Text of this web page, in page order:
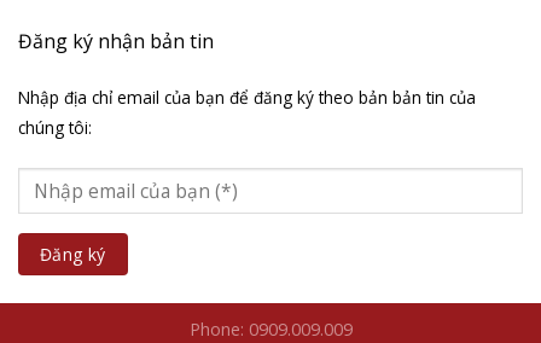
Đăng ký nhận bản tin
Nhập địa chỉ email của bạn để đăng ký theo bản bản tin của
chúng tôi:
Phone: 0909.009.009